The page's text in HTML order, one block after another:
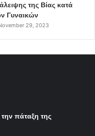
της Βίας κατά
Γυναικών
29, 2023
πάταξη της